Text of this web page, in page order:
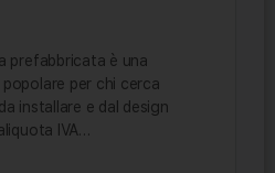
prefabbricata è una
per chi cerca
installare e dal design
IVA…